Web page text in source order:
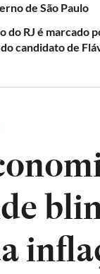
de São Paulo
do RJ é marcado
candidato de